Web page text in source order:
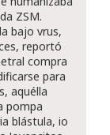
ZSM.
bajo vrus,
reportó
compra
‎para
aquélla
pompa
blástula, io